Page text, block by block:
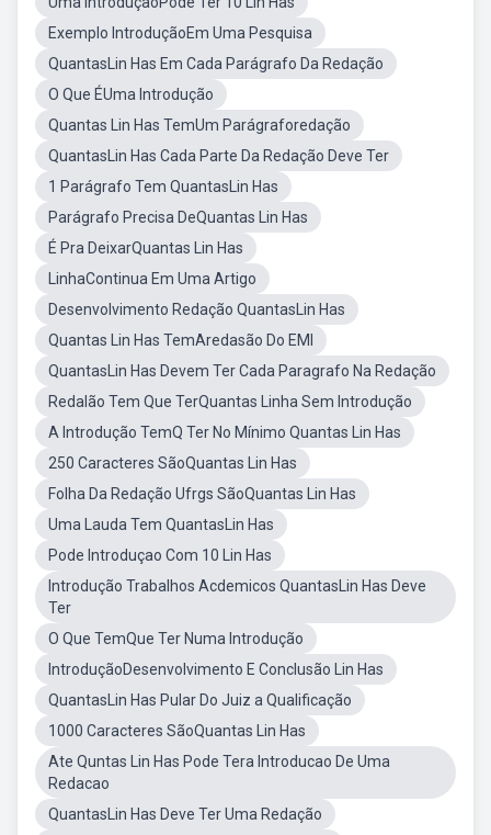
Exemplo IntroduçãoEm Uma Pesquisa
QuantasLin Has Em Cada Parágrafo Da Redação
O Que ÉUma Introdução
Quantas Lin Has TemUm Parágraforedação
QuantasLin Has Cada Parte Da Redação Deve Ter
1 Parágrafo Tem QuantasLin Has
Parágrafo Precisa DeQuantas Lin Has
É Pra DeixarQuantas Lin Has
LinhaContinua Em Uma Artigo
Desenvolvimento Redação QuantasLin Has
Quantas Lin Has TemAredasão Do EMI
QuantasLin Has Devem Ter Cada Paragrafo Na Redação
Redalão Tem Que TerQuantas Linha Sem Introdução
A Introdução TemQ Ter No Mínimo Quantas Lin Has
250 Caracteres SãoQuantas Lin Has
Folha Da Redação Ufrgs SãoQuantas Lin Has
Uma Lauda Tem QuantasLin Has
Pode Introduçao Com 10 Lin Has
Introdução Trabalhos Acdemicos QuantasLin Has Deve
Ter
O Que TemQue Ter Numa Introdução
IntroduçãoDesenvolvimento E Conclusão Lin Has
QuantasLin Has Pular Do Juiz a Qualificação
1000 Caracteres SãoQuantas Lin Has
Ate Quntas Lin Has Pode Tera Introducao De Uma
Redacao
QuantasLin Has Deve Ter Uma Redação